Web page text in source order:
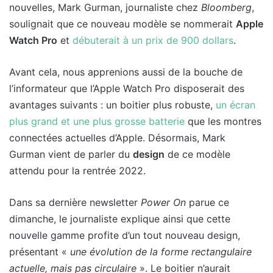
nouvelles, Mark Gurman, journaliste chez Bloomberg,
soulignait que ce nouveau modèle se nommerait Apple
Watch Pro et débuterait à un prix de 900 dollars.
Avant cela, nous apprenions aussi de la bouche de
l’informateur que l’Apple Watch Pro disposerait des
avantages suivants : un boitier plus robuste, un écran
plus grand et une plus grosse batterie que les montres
connectées actuelles d’Apple. Désormais, Mark
Gurman vient de parler du design de ce modèle
attendu pour la rentrée 2022.
Dans sa dernière newsletter Power On parue ce
dimanche, le journaliste explique ainsi que cette
nouvelle gamme profite d’un tout nouveau design,
présentant « une évolution de la forme rectangulaire
actuelle, mais pas circulaire ». Le boitier n’aurait